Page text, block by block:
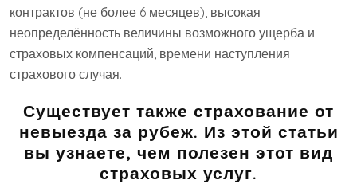
контрактов (не более 6 месяцев), высокая
неопределённость величины возможного ущерба и
страховых компенсаций, времени наступления
страхового случая.
Существует также страхование от
невыезда за рубеж. Из этой статьи
вы узнаете, чем полезен этот вид
страховых услуг.